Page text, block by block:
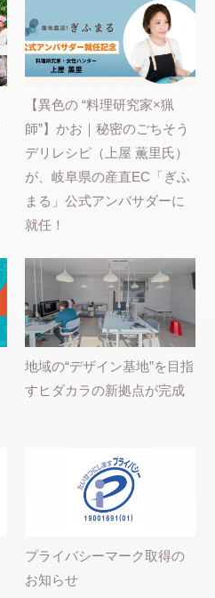
【異色の “料理研究家×猟
師”】かお｜秘密のごちそう
デリレシピ（上屋 薫里氏）
が、岐阜県の産直EC「ぎふ
まる」公式アンバサダーに
就任！
地域の“デザイン基地”を目指
すヒダカラの新拠点が完成
プライバシーマーク取得の
お知らせ